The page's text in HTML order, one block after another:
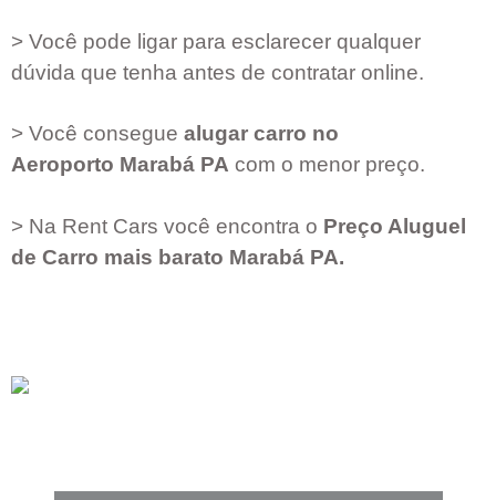
> Você pode ligar para esclarecer qualquer
dúvida que tenha antes de contratar online.
> Você consegue alugar carro no
Aeroporto Marabá PA com o menor preço.
> Na Rent Cars você encontra o Preço Aluguel
de Carro mais barato Marabá PA.